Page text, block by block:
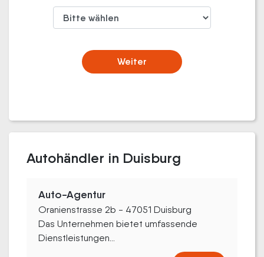
Weiter
Autohändler in Duisburg
Auto-Agentur
Oranienstrasse 2b - 47051 Duisburg
Das Unternehmen bietet umfassende
Dienstleistungen...